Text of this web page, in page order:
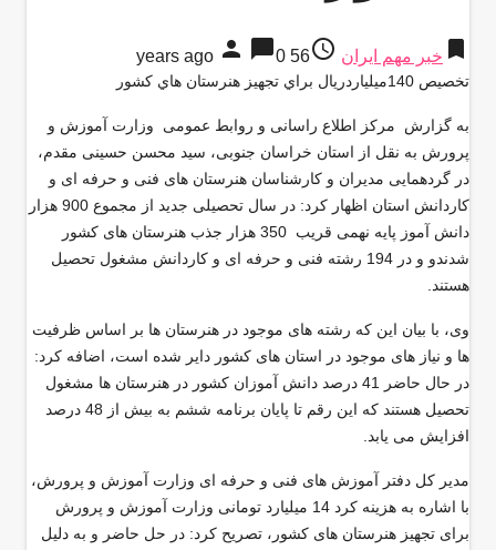
bookmark خبر مهم ایران access_time
56 years ago
person chat_bubble0
تخصیص 140ميلياردريال براي تجهيز هنرستان هاي كشور
به گزارش مركز اطلاع راسانی و روابط عمومی وزارت آموزش و
پرورش به نقل از استان خراسان جنوبی، سید محسن حسینی مقدم،
در گردهمایی مدیران و کارشناسان هنرستان های فنی و حرفه ای و
کاردانش استان اظهار کرد: در سال تحصیلی جدید از مجموع 900 هزار
دانش آموز پایه نهمی قریب 350 هزار جذب هنرستان های کشور
شدندو و در 194 رشته فنی و حرفه ای و کاردانش مشغول تحصیل
هستند.
وی، با بیان این که رشته های موجود در هنرستان ها بر اساس ظرفیت
ها و نیاز های موجود در استان های کشور دایر شده است، اضافه کرد:
در حال حاضر 41 درصد دانش آموزان کشور در هنرستان ها مشغول
تحصیل هستند که این رقم تا پایان برنامه ششم به بیش از 48 درصد
افزایش می یابد.
مدیر کل دفتر آموزش های فنی و حرفه ای وزارت آموزش و پرورش،
با اشاره به هزینه کرد 14 میلیارد تومانی وزارت آموزش و پرورش
برای تجهیز هنرستان های کشور، تصریح کرد: در حل حاضر و به دلیل